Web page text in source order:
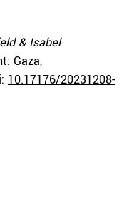
& Isabel
Gaza,
10.17176/20231208-